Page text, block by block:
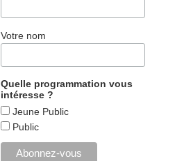
Votre nom
Quelle programmation vous
intéresse ?
Jeune Public
Public